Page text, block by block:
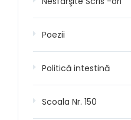
Poezii
Politică intestină
Scoala Nr. 150